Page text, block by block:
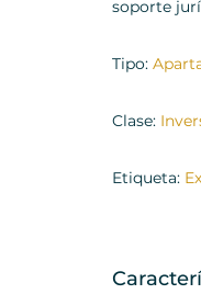
soporte
Tipo:
Clase:
Etiqueta: